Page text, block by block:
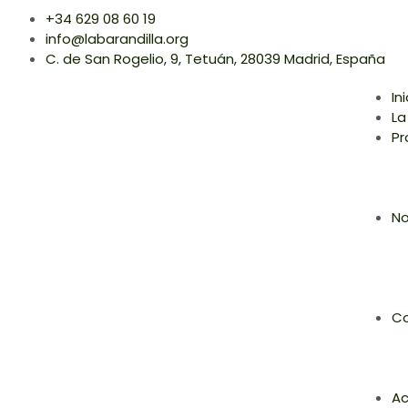
+34 629 08 60 19
info@labarandilla.org
C. de San Rogelio, 9, Tetuán, 28039 Madrid, España